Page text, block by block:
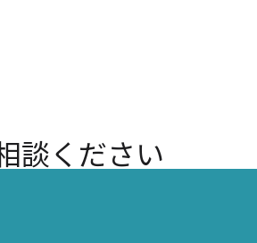
談ください